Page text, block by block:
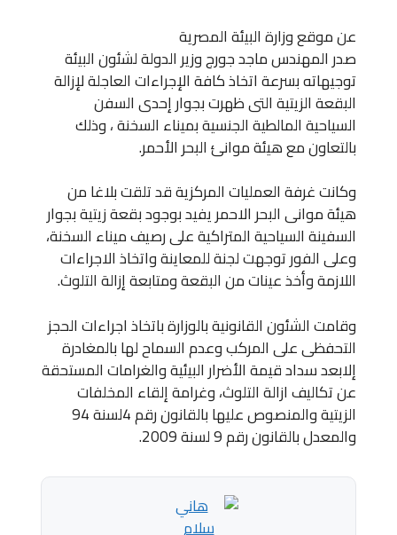
عن موقع وزارة البيئة المصرية
صدر المهندس ماجد جورج وزير الدولة لشئون البيئة
توجيهاته بسرعة اتخاذ كافة الإجراءات العاجلة لإزالة
البقعة الزيتية التى ظهرت بجوار إحدى السفن
السياحية المالطية الجنسية بميناء السخنة ، وذلك
بالتعاون مع هيئة موانئ البحر الأحمر.
وكانت غرفة العمليات المركزية قد تلقت بلاغا من
هيئة موانى البحر الاحمر يفيد بوجود بقعة زيتية بجوار
السفينة السياحية المتراكية على رصيف ميناء السخنة،
وعلى الفور توجهت لجنة للمعاينة واتخاذ الاجراءات
اللازمة وأخذ عينات من البقعة ومتابعة إزالة التلوث.
وقامت الشئون القانونية بالوزارة باتخاذ اجراءات الحجز
التحفظى على المركب وعدم السماح لها بالمغادرة
إلابعد سداد قيمة الأضرار البيئية والغرامات المستحقة
عن تكاليف ازالة التلوث، وغرامة إلقاء المخلفات
الزيتية والمنصوص عليها بالقانون رقم 4لسنة 94
والمعدل بالقانون رقم 9 لسنة 2009.